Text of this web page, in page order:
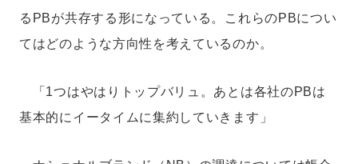
るPBが共存する形になっている。これらのPBについ
てはどのような方向性を考えているのか。
「1つはやはりトップバリュ。あとは各社のPBは
基本的にイータイムに集約していきます」